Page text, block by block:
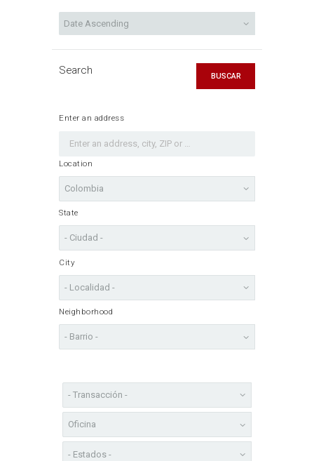
Search
Enter an address
Location
State
City
Neighborhood
BUSCAR